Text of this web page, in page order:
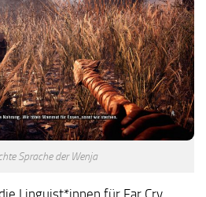
Sprache der Wenja
Linguist*innen für Far Cry